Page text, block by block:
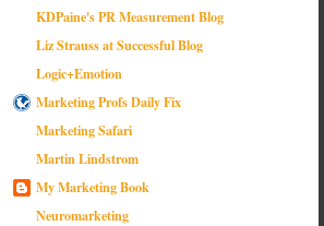
KDPaine's PR Measurement Blog
Liz Strauss at Successful Blog
Logic+Emotion
Marketing Profs Daily Fix
Marketing Safari
Martin Lindstrom
My Marketing Book
Neuromarketing